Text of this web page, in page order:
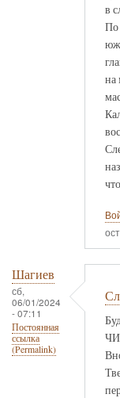
в
По
на
Шагиев
сб,
06/01/2024
- 07:11
Постоянная
ссылка
(Permalink)